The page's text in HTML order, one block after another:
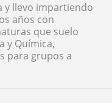
y llevo impartiendo
años con
que suelo
y Química,
para grupos a